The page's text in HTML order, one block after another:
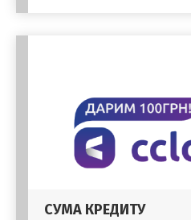
СУМА КРЕДИТУ